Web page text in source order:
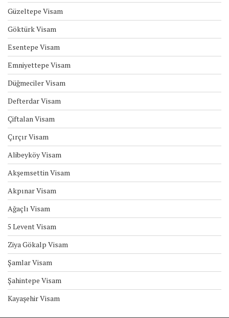
Güzeltepe Visam
Göktürk Visam
Esentepe Visam
Emniyettepe Visam
Düğmeciler Visam
Defterdar Visam
Çiftalan Visam
Çırçır Visam
Alibeyköy Visam
Akşemsettin Visam
Akpınar Visam
Ağaçlı Visam
5 Levent Visam
Ziya Gökalp Visam
Şamlar Visam
Şahintepe Visam
Kayaşehir Visam